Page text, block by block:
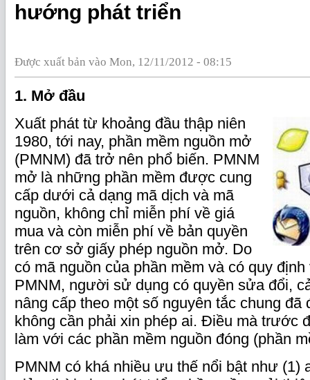
hướng phát triển
Được xuất bản vào Mon, 12/11/2012 - 08:15
1. Mở đầu
Xuất phát từ khoảng đầu thập niên
1980, tới nay, phần mềm nguồn mở
(PMNM) đã trở nên phổ biến. PMNM
mở là những phần mềm được cung
cấp dưới cả dạng mã dịch và mã
nguồn, không chỉ miễn phí về giá
mua và còn miễn phí về bản quyền
trên cơ sở giấy phép nguồn mở. Do
có mã nguồn của phần mềm và có quy
PMNM, người sử dụng có quyền sửa đổi,
nâng cấp theo một số nguyên tắc chung
không cần phải xin phép ai. Điều mà trước
làm với các phần mềm nguồn đóng (phần
PMNM có khá nhiều ưu thế nổi bật như (1)